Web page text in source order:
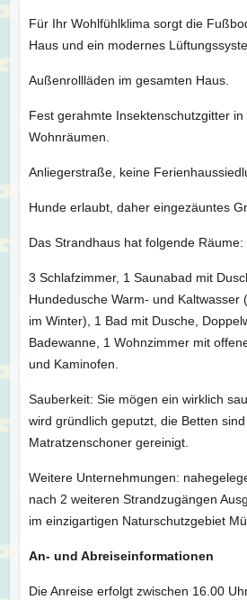
Für Ihr Wohlfühlklima sorgt die
Haus und ein modernes
Außenrollläden im gesamten Haus.
Fest gerahmte Insektenschutzgitter
Wohnräumen.
Anliegerstraße, keine
Hunde erlaubt, daher eingezäuntes
Das Strandhaus hat folgende Räume:
3 Schlafzimmer, 1 Saunabad mit
Hundedusche Warm- und Kaltwasser
im Winter), 1 Bad mit Dusche,
Badewanne, 1 Wohnzimmer mit
und Kaminofen.
Sauberkeit: Sie mögen ein wirklich
wird gründlich geputzt, die Betten
Matratzenschoner gereinigt.
Weitere Unternehmungen:
nach 2 weiteren Strandzugängen
im einzigartigen Naturschutzgebiet
An- und Abreiseinformationen
Die Anreise erfolgt zwischen 16.00